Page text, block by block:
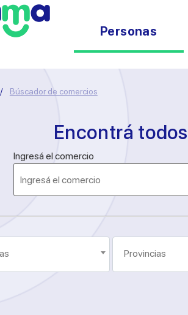
Personas
/ Búscador de comercios
Encontrá
Ingresá el comercio